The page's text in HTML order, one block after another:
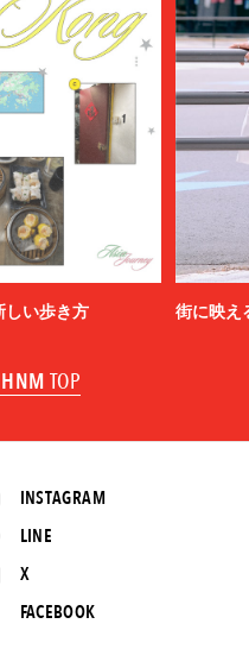
しい歩き方 街に映え
TOP
INSTAGRAM
LINE
X
FACEBOOK